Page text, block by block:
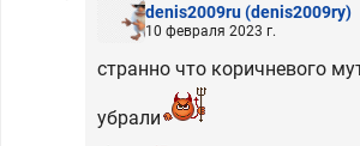
denis2009ru(denis2009ry)
10 февраля 2023 г.
странно что коричневого
убрали